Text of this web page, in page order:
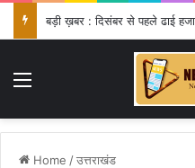
बड़ी ख़बर : दिसंबर से पहले ढाई
Menu
Home /उत्तराखंड